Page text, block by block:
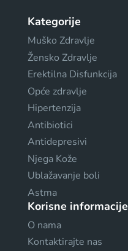
Kategorije
Muško Zdravlje
Žensko Zdravlje
Erektilna Disfunkcija
Opće zdravlje
Hipertenzija
Antibiotici
Antidepresivi
Njega Kože
Ublažavanje boli
Astma
Korisne informacije
O nama
Kontaktirajte nas